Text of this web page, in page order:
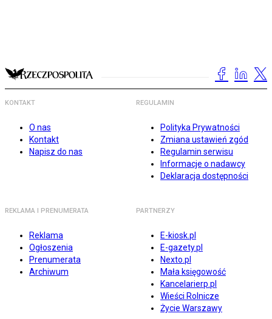
KONTAKT
O nas
Kontakt
Napisz do nas
REGULAMIN
Polityka Prywatności
Zmiana ustawień zgód
Regulamin serwisu
Informacje o nadawcy
Deklaracja dostępności
REKLAMA I PRENUMERATA
Reklama
Ogłoszenia
Prenumerata
Archiwum
PARTNERZY
E-kiosk.pl
E-gazety.pl
Nexto.pl
Mała księgowość
Kancelarierp.pl
Wieści Rolnicze
Życie Warszawy